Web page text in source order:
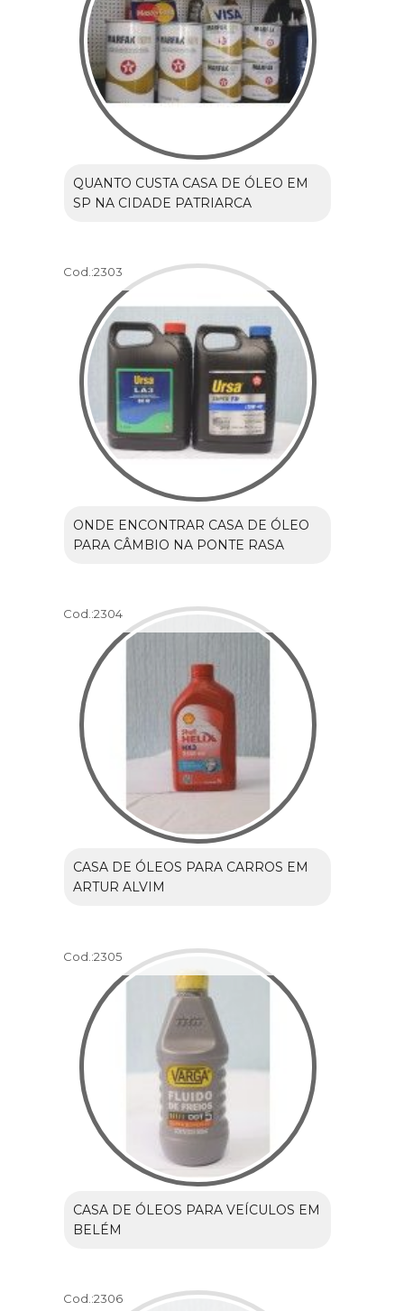
QUANTO CUSTA CASA DE ÓLEO EM
SP NA CIDADE PATRIARCA
Cod.:2303
ONDE ENCONTRAR CASA DE ÓLEO
PARA CÂMBIO NA PONTE RASA
Cod.:2304
CASA DE ÓLEOS PARA CARROS EM
ARTUR ALVIM
Cod.:2305
CASA DE ÓLEOS PARA VEÍCULOS EM
BELÉM
Cod.:2306